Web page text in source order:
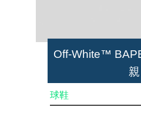
Off-White™
球鞋